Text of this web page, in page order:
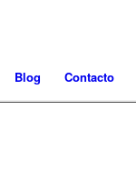
Blog Contacto